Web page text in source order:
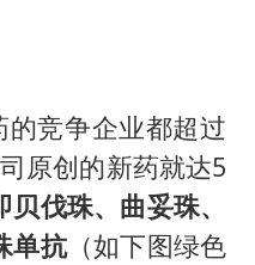
竞争企业都超过
原创的新药就达5
贝伐珠、曲妥珠、
单抗（如下图绿色